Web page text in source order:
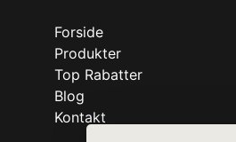
Forside
Produkter
Top Rabatter
Blog
Kontakt